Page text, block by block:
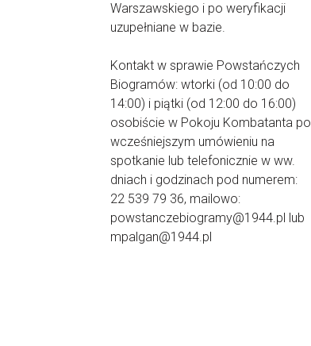
Warszawskiego i po weryfikacji
uzupełniane w bazie.
Kontakt w sprawie Powstańczych
Biogramów: wtorki (od 10:00 do
14:00) i piątki (od 12:00 do 16:00)
osobiście w Pokoju Kombatanta po
wcześniejszym umówieniu na
spotkanie lub telefonicznie w ww.
dniach i godzinach pod numerem:
22 539 79 36, mailowo:
powstanczebiogramy@1944.pl lub
mpalgan@1944.pl